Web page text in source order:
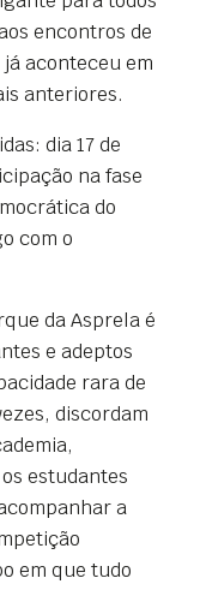
encontros de
aconteceu em
anteriores.
dia 17 de
na fase
do
com o
da Asprela é
e adeptos
rara de
discordam
estudantes
a
em que tudo